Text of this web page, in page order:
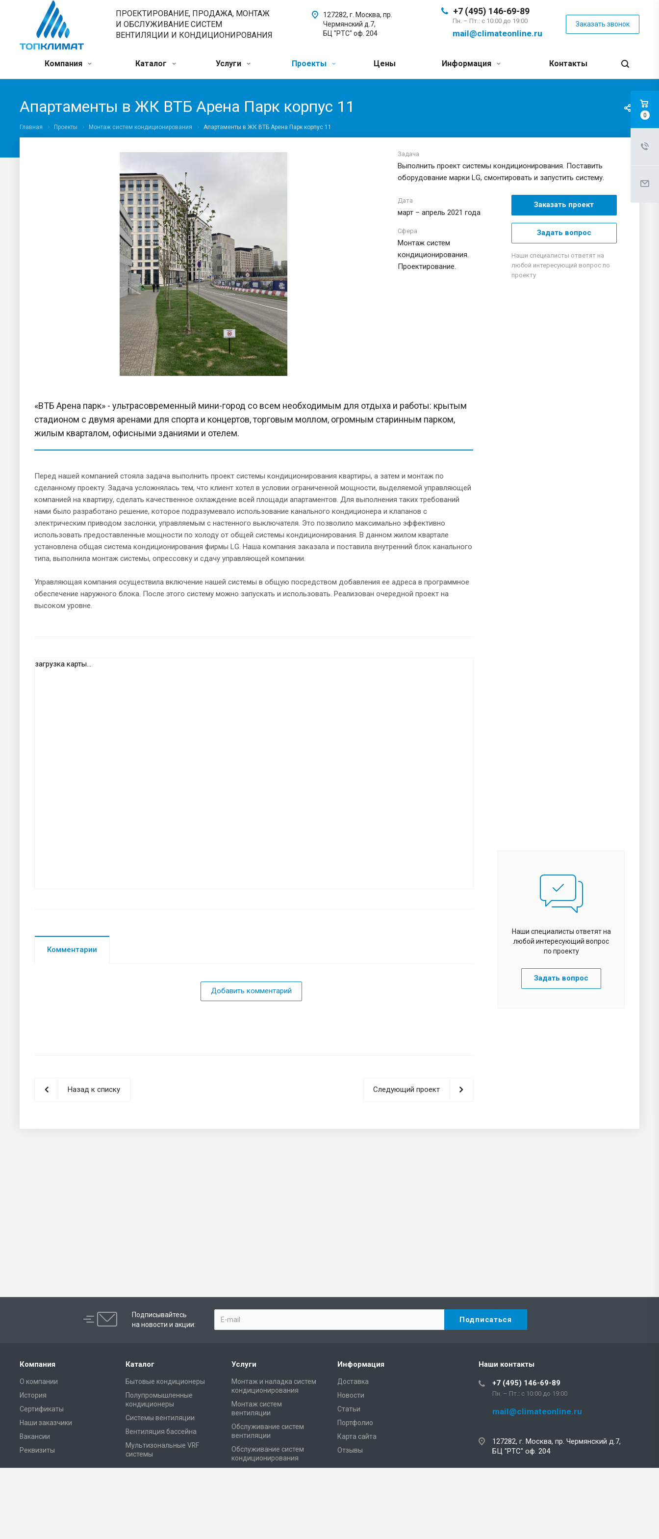
ПРОЕКТИРОВАНИЕ, ПРОДАЖА, МОНТАЖ
И ОБСЛУЖИВАНИЕ СИСТЕМ
ВЕНТИЛЯЦИИ И КОНДИЦИОНИРОВАНИЯ
+7 (495) 146-69-89
Пн. – Пт.: с 10:00 до 19:00
mail@climateonline.ru
Заказать звонок
127282, г. Москва, пр.
Чермянский д.7,
БЦ "РТС" оф. 204
Компания Каталог Услуги Проекты Цены Информация Контакты
Апартаменты в ЖК ВТБ Арена Парк корпус 11
Главная Проекты Монтаж систем кондиционирования Апартаменты в ЖК ВТБ Арена Парк корпус 11
Задача
Выполнить проект системы кондиционирования. Поставить
оборудование марки LG, смонтировать и запустить систему.
Дата
март – апрель 2021 года
Сфера
Монтаж систем
кондиционирования.
Проектирование.
Заказать проект
Задать вопрос
Наши специалисты ответят на
любой интересующий вопрос по
проекту
«ВТБ Арена парк» - ультрасовременный мини-город со всем необходимым для отдыха и работы: крытым
стадионом с двумя аренами для спорта и концертов, торговым моллом, огромным старинным парком,
жилым кварталом, офисными зданиями и отелем.
Перед нашей компанией стояла задача выполнить проект системы кондиционирования квартиры, а затем и монтаж по
сделанному проекту. Задача усложнялась тем, что клиент хотел в условии ограниченной мощности, выделяемой управляющей
компанией на квартиру, сделать качественное охлаждение всей площади апартаментов. Для выполнения таких требований
нами было разработано решение, которое подразумевало использование канального кондиционера и клапанов с
электрическим приводом заслонки, управляемым с настенного выключателя. Это позволило максимально эффективно
использовать предоставленные мощности по холоду от общей системы кондиционирования. В данном жилом квартале
установлена общая система кондиционирования фирмы LG. Наша компания заказала и поставила внутренний блок канального
типа, выполнила монтаж системы, опрессовку и сдачу управляющей компании.
Управляющая компания осуществила включение нашей системы в общую посредством добавления ее адреса в программное
обеспечение наружного блока. После этого систему можно запускать и использовать. Реализован очередной проект на
высоком уровне.
загрузка карты...
Комментарии
Добавить комментарий
Наши специалисты ответят на
любой интересующий вопрос
по проекту
Задать вопрос
Назад к списку Следующий проект
Подписывайтесь
на новости и акции:
Компания
О компании
История
Сертификаты
Наши заказчики
Вакансии
Реквизиты
Каталог
Бытовые кондиционеры
Полупромышленные
кондиционеры
Системы вентиляции
Вентиляция бассейна
Мультизональные VRF
системы
Услуги
Монтаж и наладка систем
кондиционирования
Монтаж систем
вентиляции
Обслуживание систем
вентиляции
Обслуживание систем
кондиционирования
Информация
Доставка
Новости
Статьи
Портфолио
Карта сайта
Отзывы
Наши контакты
+7 (495) 146-69-89
Пн. – Пт.: с 10:00 до 19:00
mail@climateonline.ru
127282, г. Москва, пр. Чермянский д.7,
БЦ "РТС" оф. 204
0